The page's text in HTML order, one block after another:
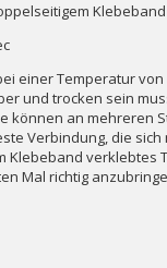
Klebeband
einer Temperatur
und trocken sein
können an
Verbindung, die
Klebeband verklebtes
Mal richtig